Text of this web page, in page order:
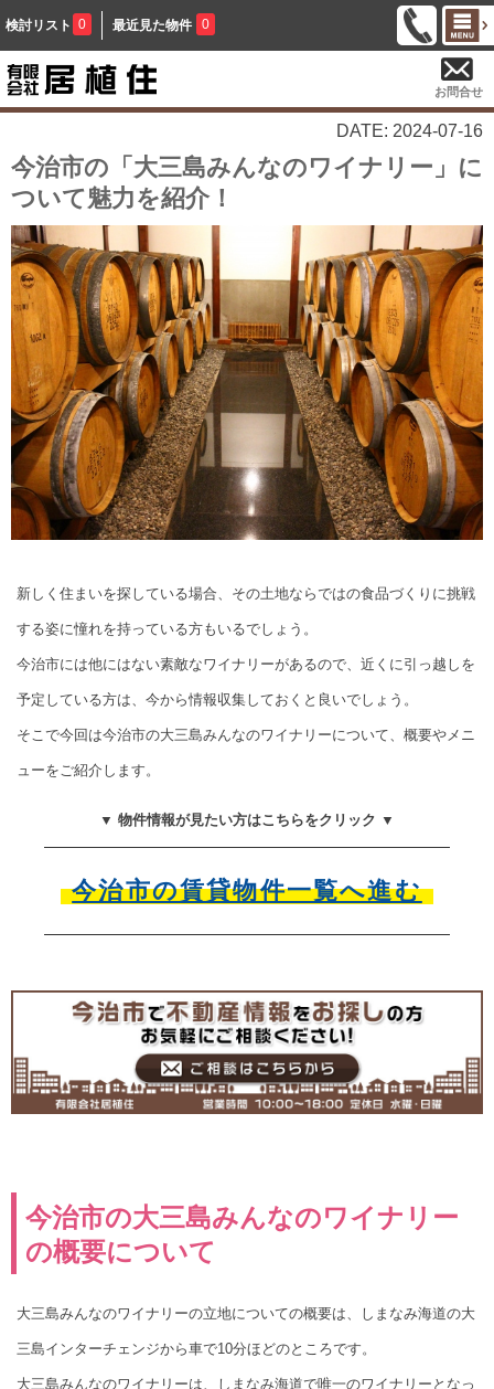
検討リスト 0 最近見た物件 0
お問合せ
DATE: 2024-07-16
今治市の「大三島みんなのワイナリー」に
ついて魅力を紹介！
新しく住まいを探している場合、その土地ならではの食品づくりに挑戦
する姿に憧れを持っている方もいるでしょう。
今治市には他にはない素敵なワイナリーがあるので、近くに引っ越しを
予定している方は、今から情報収集しておくと良いでしょう。
そこで今回は今治市の大三島みんなのワイナリーについて、概要やメニ
ューをご紹介します。
▼ 物件情報が見たい方はこちらをクリック ▼
今治市の賃貸物件一覧へ進む
今治市の大三島みんなのワイナリー
の概要について
大三島みんなのワイナリーの立地についての概要は、しまなみ海道の大
三島インターチェンジから車で10分ほどのところです。
大三島みんなのワイナリーは、しまなみ海道で唯一のワイナリーとなっ